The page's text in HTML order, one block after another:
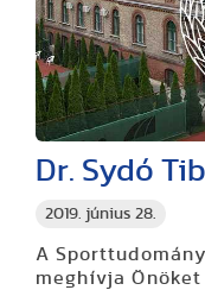
2019. június 28.
Dr. Sydó
A
meghívja